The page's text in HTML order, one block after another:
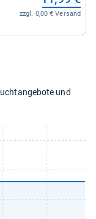
zzgl. 0,00 € Versand
und